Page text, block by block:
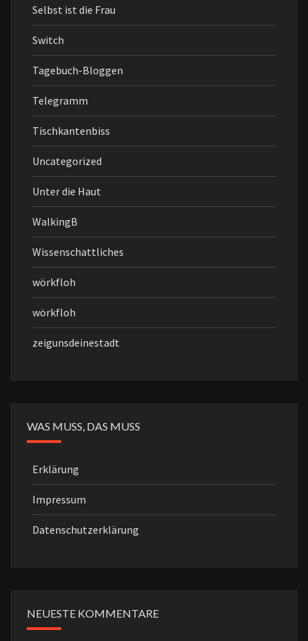
Selbst ist die Frau
Switch
Tagebuch-Bloggen
Telegramm
Tischkantenbiss
Uncategorized
Unter die Haut
WalkingB
Wissenschattliches
wörkfloh
wörkfloh
zeigunsdeinestadt
WAS MUSS, DAS MUSS
Erklärung
Impressum
Datenschutzerklärung
NEUESTE KOMMENTARE